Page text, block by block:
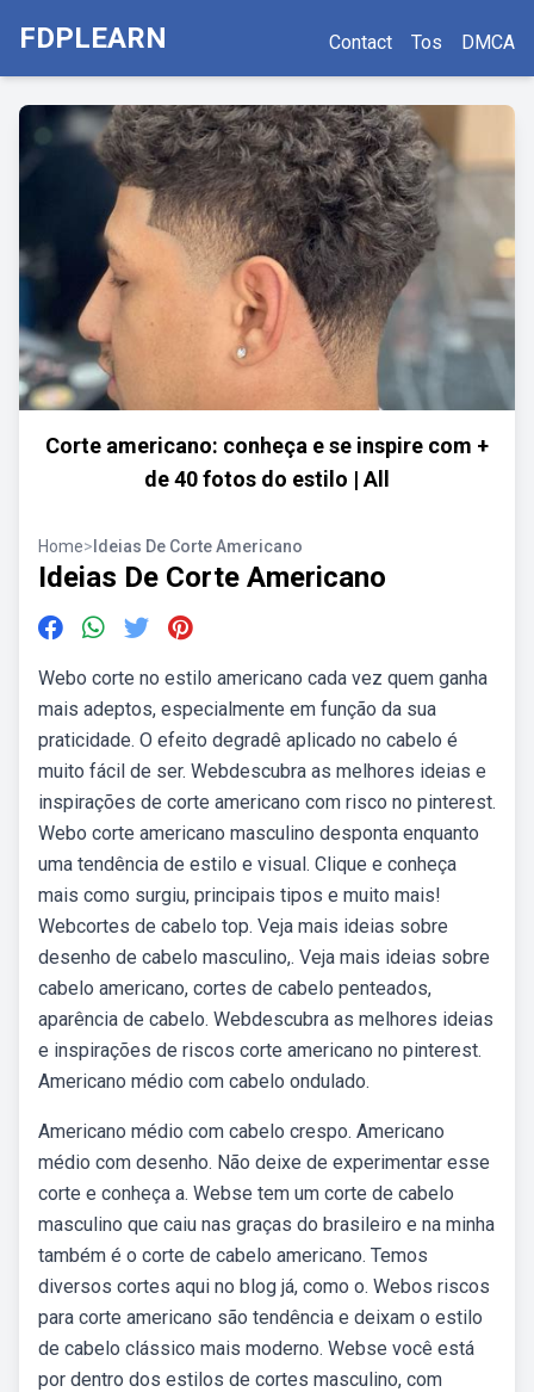
FDPLEARN Contact Tos DMCA
Corte americano: conheça e se inspire com +
de 40 fotos do estilo | All
Home> Ideias De Corte Americano
Ideias De Corte Americano
Webo corte no estilo americano cada vez quem ganha
mais adeptos, especialmente em função da sua
praticidade. O efeito degradê aplicado no cabelo é
muito fácil de ser. Webdescubra as melhores ideias e
inspirações de corte americano com risco no pinterest.
Webo corte americano masculino desponta enquanto
uma tendência de estilo e visual. Clique e conheça
mais como surgiu, principais tipos e muito mais!
Webcortes de cabelo top. Veja mais ideias sobre
desenho de cabelo masculino,. Veja mais ideias sobre
cabelo americano, cortes de cabelo penteados,
aparência de cabelo. Webdescubra as melhores ideias
e inspirações de riscos corte americano no pinterest.
Americano médio com cabelo ondulado.
Americano médio com cabelo crespo. Americano
médio com desenho. Não deixe de experimentar esse
corte e conheça a. Webse tem um corte de cabelo
masculino que caiu nas graças do brasileiro e na minha
também é o corte de cabelo americano. Temos
diversos cortes aqui no blog já, como o. Webos riscos
para corte americano são tendência e deixam o estilo
de cabelo clássico mais moderno. Webse você está
por dentro dos estilos de cortes masculino, com